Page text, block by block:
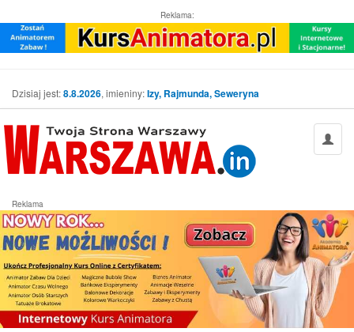
Reklama:
Dzisiaj jest:8.8.2026, imieniny:Izy, Rajmunda, Seweryna
Reklama